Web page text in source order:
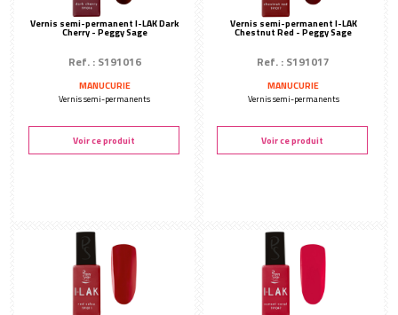
Vernis semi-permanent I-LAK Dark
Cherry - Peggy Sage
Ref. : S191016
MANUCURIE
Vernis semi-permanents
Voir ce produit
Vernis semi-permanent I-LAK
Chestnut Red - Peggy Sage
Ref. : S191017
MANUCURIE
Vernis semi-permanents
Voir ce produit